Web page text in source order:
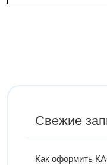
Свежие
Как оформить